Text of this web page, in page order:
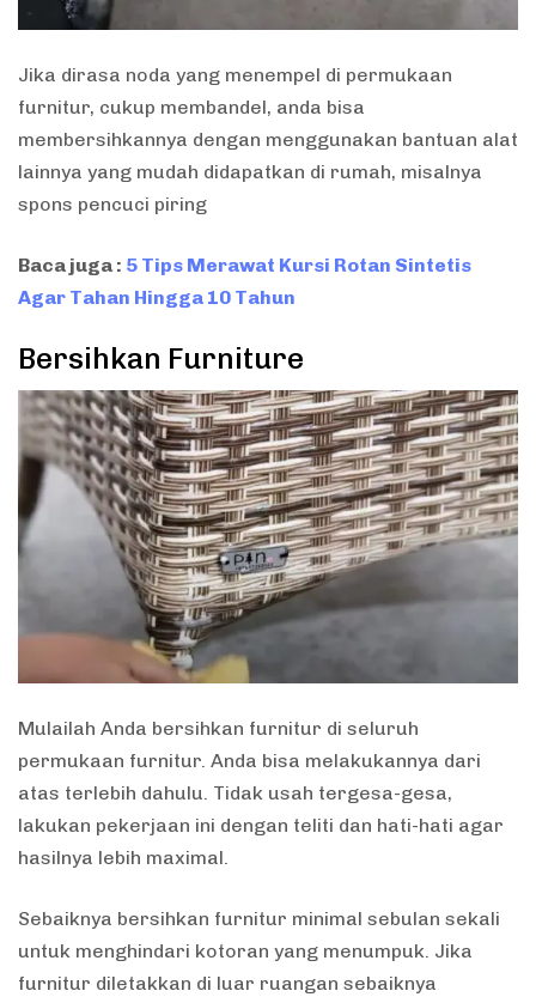
Jika dirasa noda yang menempel di permukaan
furnitur, cukup membandel, anda bisa
membersihkannya dengan menggunakan bantuan alat
lainnya yang mudah didapatkan di rumah, misalnya
spons pencuci piring
Baca juga : 5 Tips Merawat Kursi Rotan Sintetis
Agar Tahan Hingga 10 Tahun
Bersihkan Furniture
Mulailah Anda bersihkan furnitur di seluruh
permukaan furnitur. Anda bisa melakukannya dari
atas terlebih dahulu. Tidak usah tergesa-gesa,
lakukan pekerjaan ini dengan teliti dan hati-hati agar
hasilnya lebih maximal.
Sebaiknya bersihkan furnitur minimal sebulan sekali
untuk menghindari kotoran yang menumpuk. Jika
furnitur diletakkan di luar ruangan sebaiknya